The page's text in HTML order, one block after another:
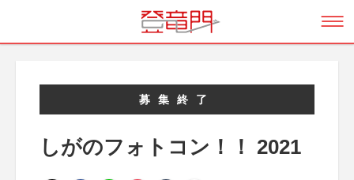
募集終了
しがのフォトコン！！ 2021